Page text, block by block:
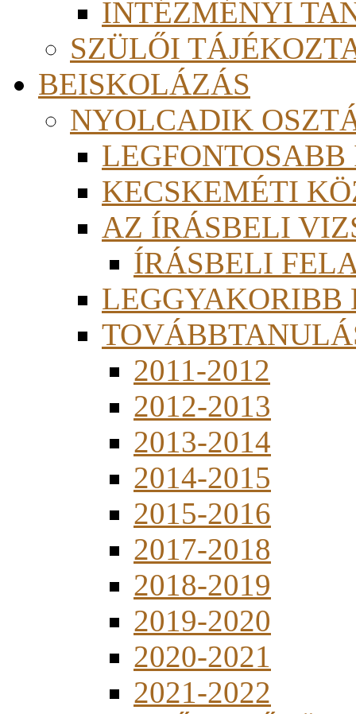
INTÉZMÉNYI
SZÜLŐI
BEISKOLÁZÁS
NYOLCADIK
KECSKEMÉTI
AZ ÍRÁSBELI
ÍRÁSBELI
LEGGYAKORIBB
2011-2012
2012-2013
2013-2014
2014-2015
2015-2016
2017-2018
2018-2019
2019-2020
2020-2021
2021-2022